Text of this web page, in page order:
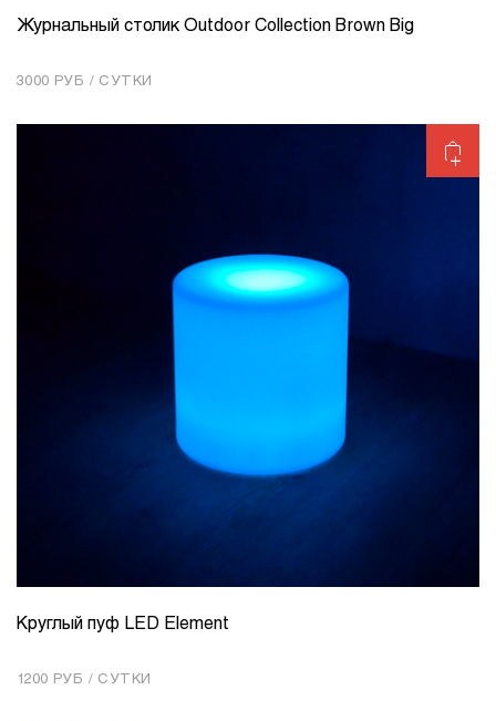
КОЛИЧЕСТВО 1
Журнальный столик Outdoor Collection Brown Big
3000 РУБ / СУТКИ
КОЛИЧЕСТВО 1
Круглый пуф LED Element
1200 РУБ / СУТКИ